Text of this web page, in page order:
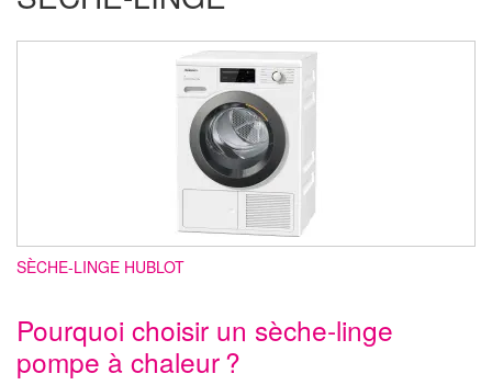
SÈCHE-LINGE HUBLOT
Pourquoi choisir un sèche-linge
pompe à chaleur ?